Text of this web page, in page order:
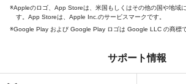
Appleのロゴ、App Storeは、米国もしくはその他の国や地域
す。App Storeは、Apple Inc.のサービスマークです。
Google Play および Google Play ロゴは Google LLC の商標で
サポート情報